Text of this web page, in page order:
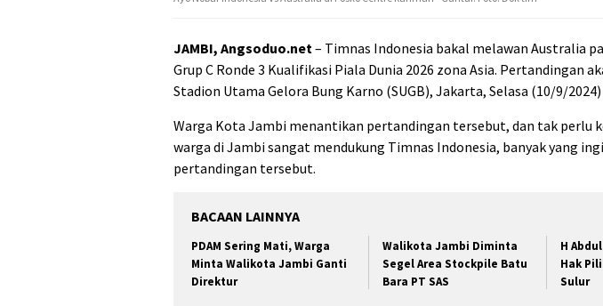
JAMBI, Angsoduo.net – Timnas Indonesia bakal melawan Australia
Grup C Ronde 3 Kualifikasi Piala Dunia 2026 zona Asia. Pertandingan
Stadion Utama Gelora Bung Karno (SUGB), Jakarta, Selasa (10/9/2024)
Warga Kota Jambi menantikan pertandingan tersebut, dan tak perlu
warga di Jambi sangat mendukung Timnas Indonesia, banyak yang
pertandingan tersebut.
BACAAN LAINNYA
PDAM Sering Mati, Warga
Minta Walikota Jambi Ganti
Direktur
Walikota Jambi Diminta
Segel Area Stockpile Batu
Bara PT SAS
H
Hak
Sulur